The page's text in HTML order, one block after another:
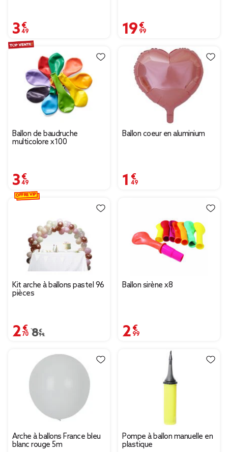
3,49 € 19,99 €
Ballon de baudruche
multicolore x100
3,49 €
Ballon coeur en aluminium
1,49 €
Kit arche à ballons pastel 96
pièces
2,70 €
Prix remisé de 8,99 € à 2,70 €
8,99 €
OFFRE VIP
Ballon sirène x8
2,99 €
Arche à ballons France bleu
blanc rouge 5m
Pompe à ballon manuelle en
plastique